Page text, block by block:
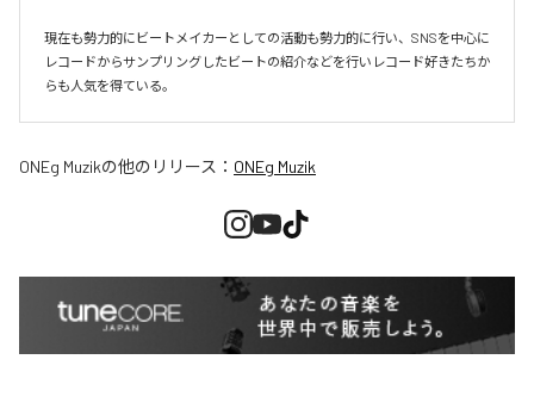
現在も勢力的にビートメイカーとしての活動も勢力的に行い、SNSを中心に
レコードからサンプリングしたビートの紹介などを行いレコード好きたちか
らも人気を得ている。
ONEg Muzikの他のリリース： ONEg Muzik